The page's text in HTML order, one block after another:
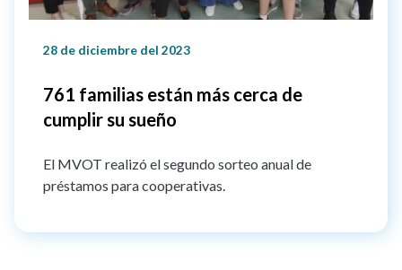
28 de diciembre del 2023
761 familias están más cerca de
cumplir su sueño
El MVOT realizó el segundo sorteo anual de
préstamos para cooperativas.